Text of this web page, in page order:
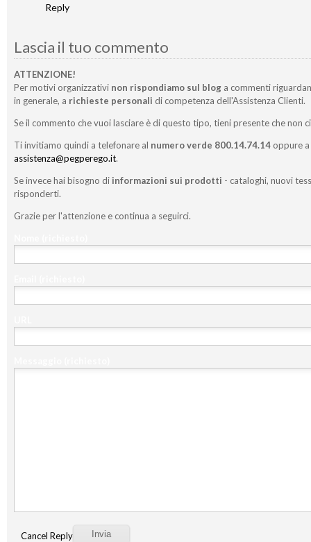
Reply
Lascia il tuo commento
ATTENZIONE!
Per motivi organizzativi non rispondiamo sul bloga commenti
in generale, a richieste personali di competenza dell'Assistenza Clienti.
Se il commento che vuoi lasciare è di questo tipo, tieni presente che non
Ti invitiamo quindi a telefonare al numero verde 800.14.74.14oppure a
assistenza@pegperego.it.
Se invece hai bisogno di informazioni sui prodotti - cataloghi, nuovi
risponderti.
Grazie per l'attenzione e continua a seguirci.
Cancel Reply